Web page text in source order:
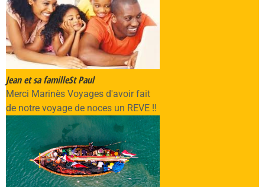
Jean et sa familleSt Paul
Merci Marinès Voyages d'avoir fait
de notre voyage de noces un REVE !!